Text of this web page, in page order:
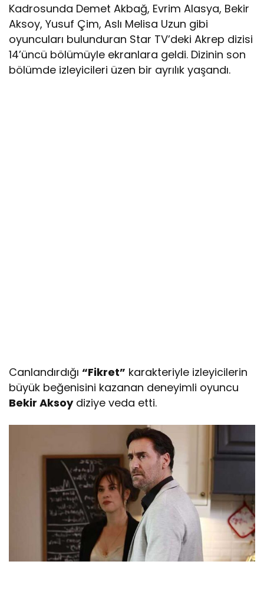
Kadrosunda Demet Akbağ, Evrim Alasya, Bekir
Aksoy, Yusuf Çim, Aslı Melisa Uzun gibi
oyuncuları bulunduran Star TV’deki Akrep dizisi
14’üncü bölümüyle ekranlara geldi. Dizinin son
bölümde izleyicileri üzen bir ayrılık yaşandı.
Canlandırdığı“Fikret” karakteriyle izleyicilerin
büyük beğenisini kazanan deneyimli oyuncu
Bekir Aksoydiziye veda etti.